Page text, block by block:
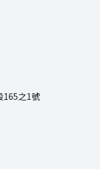
165之1號